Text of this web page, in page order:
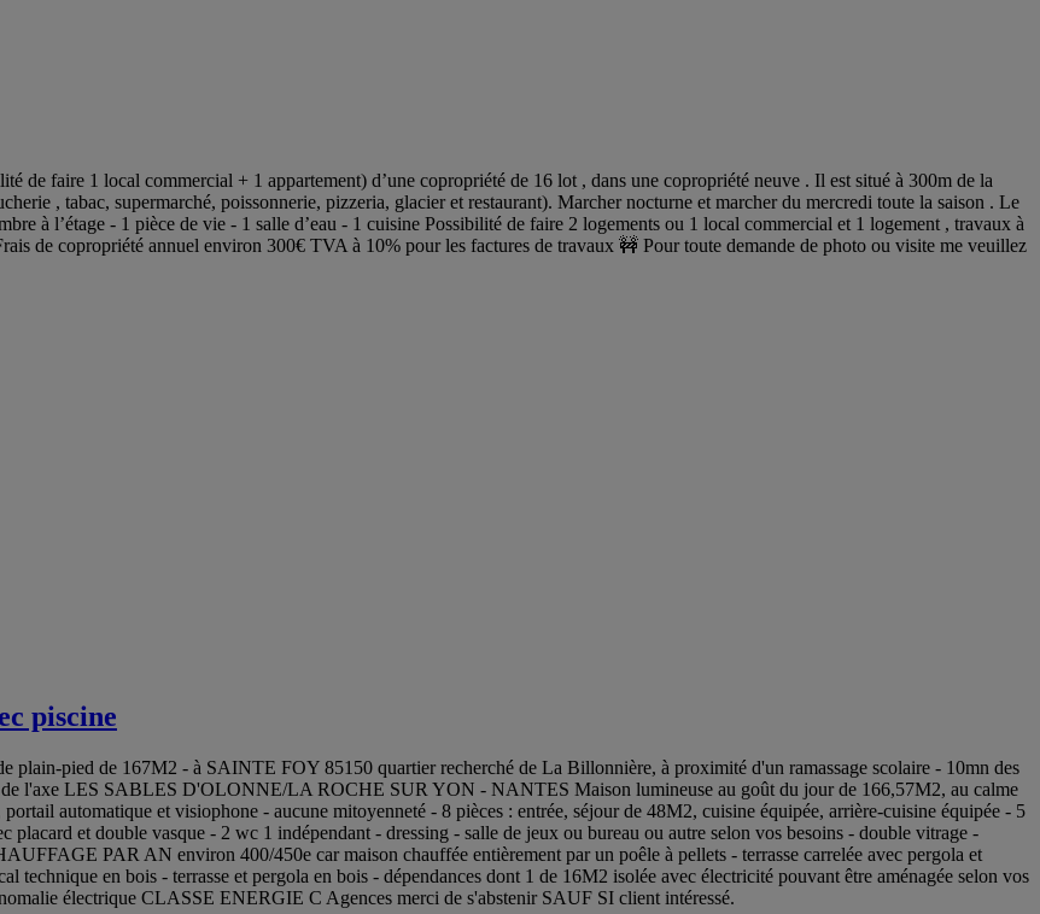
de faire 1 local commercial + 1 appartement) d’une copropriété de 16 lot , dans une copropriété neuve . Il est situé à 300m de la
, tabac, supermarché, poissonnerie, pizzeria, glacier et restaurant). Marcher nocturne et marcher du mercredi toute la saison . Le
à l’étage - 1 pièce de vie - 1 salle d’eau - 1 cuisine Possibilité de faire 2 logements ou 1 local commercial et 1 logement , travaux à
de copropriété annuel environ 300€ TVA à 10% pour les factures de travaux 🚧 Pour toute demande de photo ou visite me veuillez
piscine
pied de 167M2 - à SAINTE FOY 85150 quartier recherché de La Billonnière, à proximité d'un ramassage scolaire - 10mn des
de l'axe LES SABLES D'OLONNE/LA ROCHE SUR YON - NANTES Maison lumineuse au goût du jour de 166,57M2, au calme
automatique et visiophone - aucune mitoyenneté - 8 pièces : entrée, séjour de 48M2, cuisine équipée, arrière-cuisine équipée - 5
placard et double vasque - 2 wc 1 indépendant - dressing - salle de jeux ou bureau ou autre selon vos besoins - double vitrage -
PAR AN environ 400/450e car maison chauffée entièrement par un poêle à pellets - terrasse carrelée avec pergola et
technique en bois - terrasse et pergola en bois - dépendances dont 1 de 16M2 isolée avec électricité pouvant être aménagée selon vos
électrique CLASSE ENERGIE C Agences merci de s'abstenir SAUF SI client intéressé.